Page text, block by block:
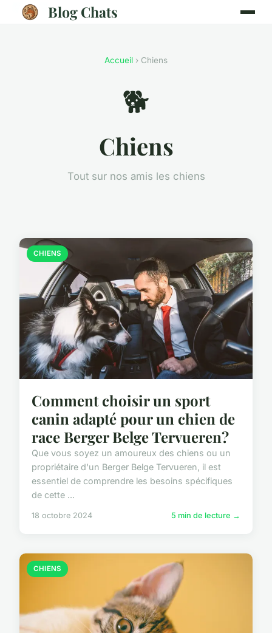
Blog Chats
Accueil › Chiens
🐕
Chiens
Tout sur nos amis les chiens
CHIENS
Comment choisir un sport
canin adapté pour un chien de
race Berger Belge Tervueren?
Que vous soyez un amoureux des chiens ou un
propriétaire d'un Berger Belge Tervueren, il est
essentiel de comprendre les besoins spécifiques
de cette ...
18 octobre 2024 5 min de lecture →
CHIENS